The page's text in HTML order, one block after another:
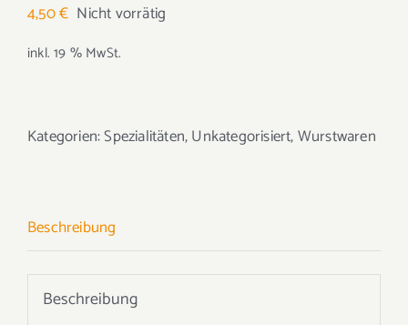
4,50€ Nicht vorrätig
inkl. 19 % MwSt.
Kategorien:Spezialitäten,Unkategorisiert,Wurstwaren
Beschreibung
Beschreibung